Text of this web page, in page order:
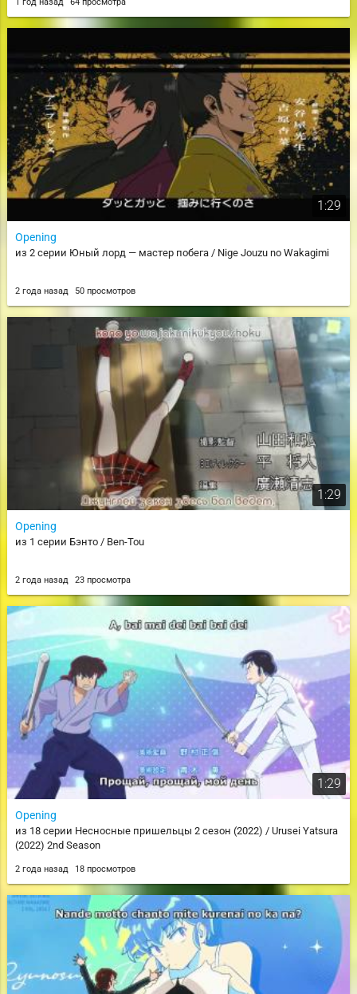
1 год назад 64 просмотра
1:29
Opening
из 2 серии Юный лорд — мастер побега / Nige Jouzu no Wakagimi
2 года назад 50 просмотров
1:29
Opening
из 1 серии Бэнто / Ben-Tou
2 года назад 23 просмотра
1:29
Opening
из 18 серии Несносные пришельцы 2 сезон (2022) / Urusei Yatsura
(2022) 2nd Season
2 года назад 18 просмотров